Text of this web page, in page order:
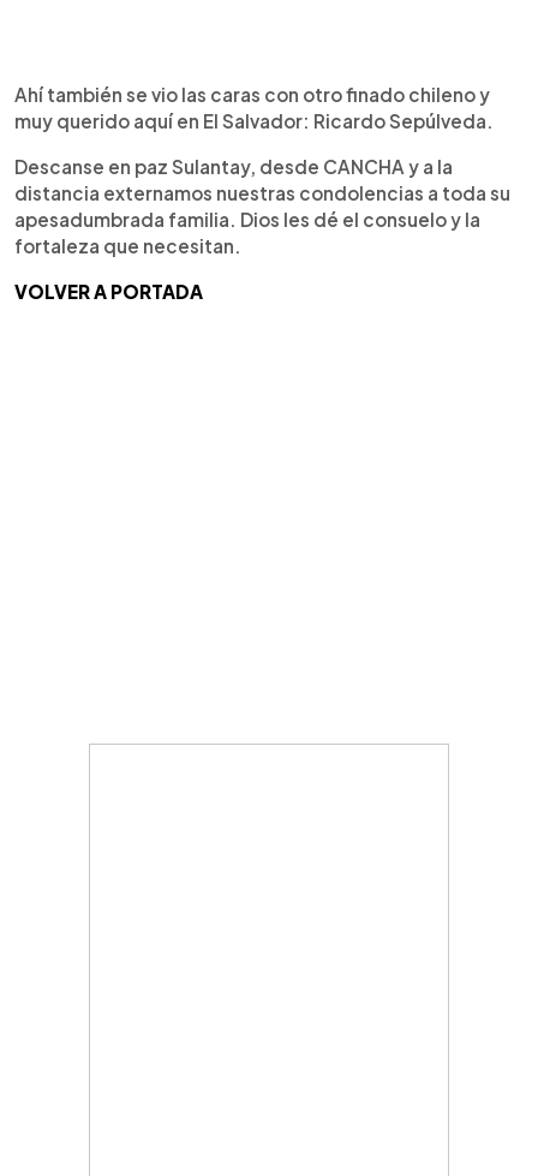
Ahí también se vio las caras con otro finado chileno y
muy querido aquí en El Salvador: Ricardo Sepúlveda.
Descanse en paz Sulantay, desde CANCHA y a la
distancia externamos nuestras condolencias a toda su
apesadumbrada familia. Dios les dé el consuelo y la
fortaleza que necesitan.
VOLVER A PORTADA